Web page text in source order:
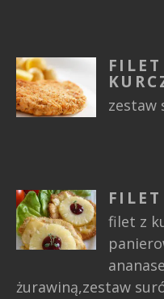
zestaw
filet z
żurawiną,zestaw